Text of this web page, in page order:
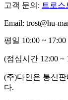
고객 문의: 트로스
Email: trost@hu-
평일 10:00 ~ 17:00
(점심시간 12:00 ~
(주)다인은 통신
다.